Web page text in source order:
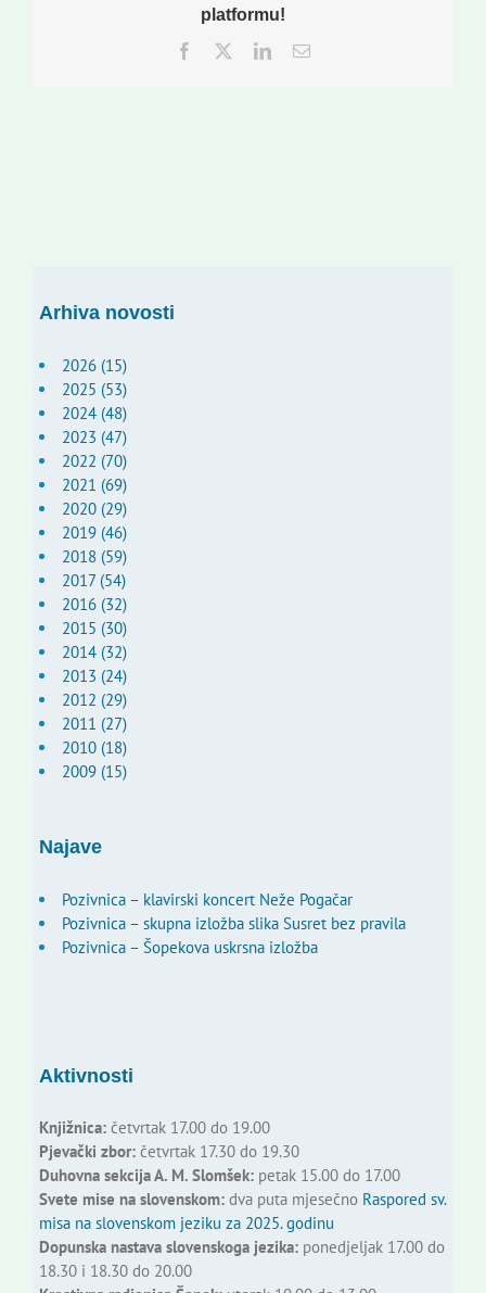
platformu!
Facebook
TwitterLinkedInEmail:
Arhiva novosti
2026 (15)
2025 (53)
2024 (48)
2023 (47)
2022 (70)
2021 (69)
2020 (29)
2019 (46)
2018 (59)
2017 (54)
2016 (32)
2015 (30)
2014 (32)
2013 (24)
2012 (29)
2011 (27)
2010 (18)
2009 (15)
Najave
Pozivnica – klavirski koncert Neže Pogačar
Pozivnica – skupna izložba slika Susret bez pravila
Pozivnica – Šopekova uskrsna izložba
Aktivnosti
Knjižnica:četvrtak 17.00 do 19.00
Pjevački zbor:četvrtak 17.30 do 19.30
Duhovna sekcija A. M. Slomšek:petak 15.00 do 17.00
Svete mise na slovenskom:dva puta mjesečno Raspored sv.
misa na slovenskom jeziku za 2025. godinu
Dopunska nastava slovenskoga jezika:ponedjeljak 17.00 do
18.30 i 18.30 do 20.00